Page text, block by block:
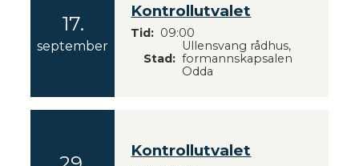
17.
september
2
6
Kontrollutvalet
Tid
09:00
Stad
Ullensvang rådhus,
formannskapsalen
Odda
Kontrollutvalet